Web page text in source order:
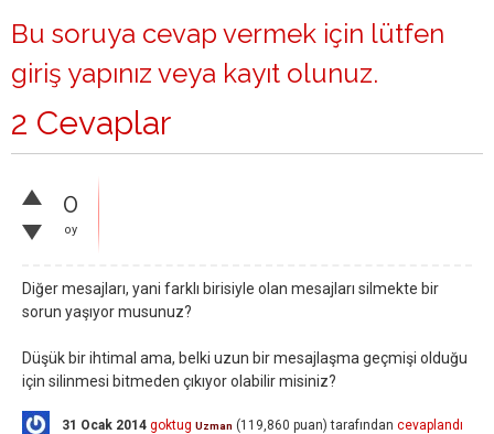
Bu soruya cevap vermek için lütfen
giriş yapınız veya kayıt olunuz.
2 Cevaplar
0
oy
Diğer mesajları, yani farklı birisiyle olan mesajları silmekte bir
sorun yaşıyor musunuz?
Düşük bir ihtimal ama, belki uzun bir mesajlaşma geçmişi olduğu
için silinmesi bitmeden çıkıyor olabilir misiniz?
31 Ocak 2014 goktug Uzman (119,860 puan) tarafından cevaplandı